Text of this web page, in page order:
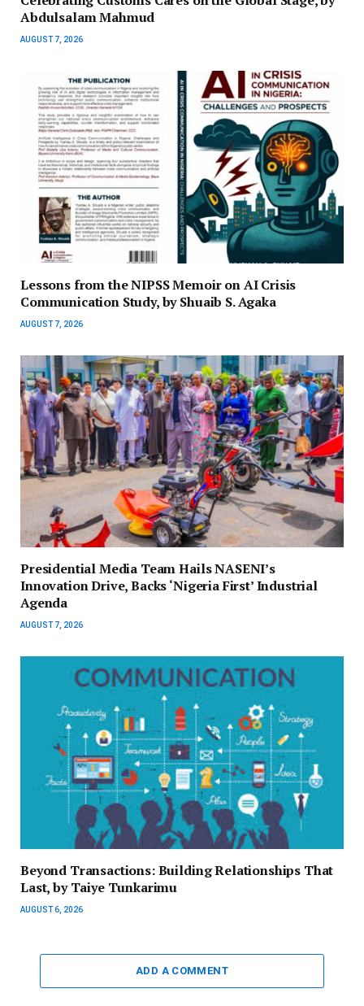
Abdulsalam Mahmud
AUGUST 7, 2026
Lessons from the NIPSS Memoir on AI Crisis
Communication Study, by Shuaib S. Agaka
AUGUST 7, 2026
Presidential Media Team Hails NASENI’s
Innovation Drive, Backs ‘Nigeria First’ Industrial
Agenda
AUGUST 7, 2026
Beyond Transactions: Building Relationships That
Last, by Taiye Tunkarimu
AUGUST 6, 2026
ADD A COMMENT